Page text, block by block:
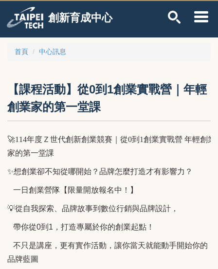
主
要
創新育成中心
首頁 中心訊息
【課程活動】從0到1創業實戰營｜年輕
創業家的第一堂課
🚀114年度Ｚ世代創新創業競賽｜從0到1創業實戰營 年輕創業
家的第一堂課
✨想創業卻不知從哪開始？品牌怎麼打造才有影響力？
一日創業營隊【限量開放報名中！】
💡從自我探索、品牌故事到數位行銷與品牌設計，
帶你從0到 1 ，打造專屬於你的創業起點！
不只是講座，更有實作活動，讓你當天就能動手開始你的
品牌藍圖